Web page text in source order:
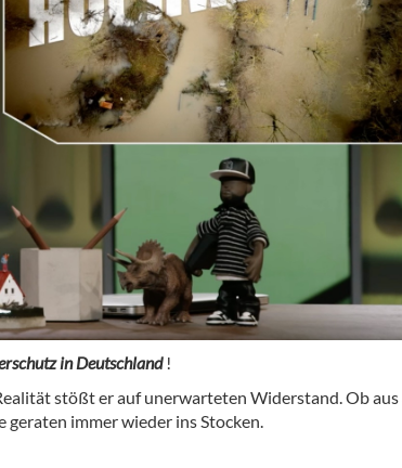
in Deutschland!
stößt er auf unerwarteten Widerstand. Ob
immer wieder ins Stocken.